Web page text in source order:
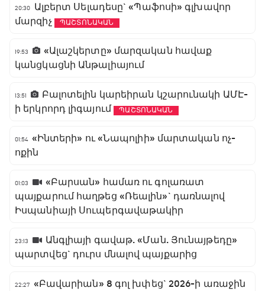
20:30
Ալբերտ Սելադեսը` «Պաֆոսի» գլխավոր
մարզիչ
ՊԱՇՏՈՆԱԿԱՆ
19:53
«Ալաշկերտը» մարզական հավաք
կանցկացնի Անթալիայում
13:51
Բալոտելին կարեիրան կշարունակի ԱՄԷ-
ի երկրորդ լիգայում
ՊԱՇՏՈՆԱԿԱՆ
01:54 «Ինտերի» ու «Նապոլիի» մարտական ոչ-
ոքին
01:03
«Բարսան» համառ ու գոլառատ
պայքարում հաղթեց «Ռեալին»` դառնալով
Իսպանիայի Սուպերգավաթակիր
23:13
Անգլիայի գավաթ. «Ման. Յունայթեդը»
պարտվեց` դուրս մնալով պայքարից
22:27 «Բավարիան» 8 գոլ խփեց` 2026-ի առաջին